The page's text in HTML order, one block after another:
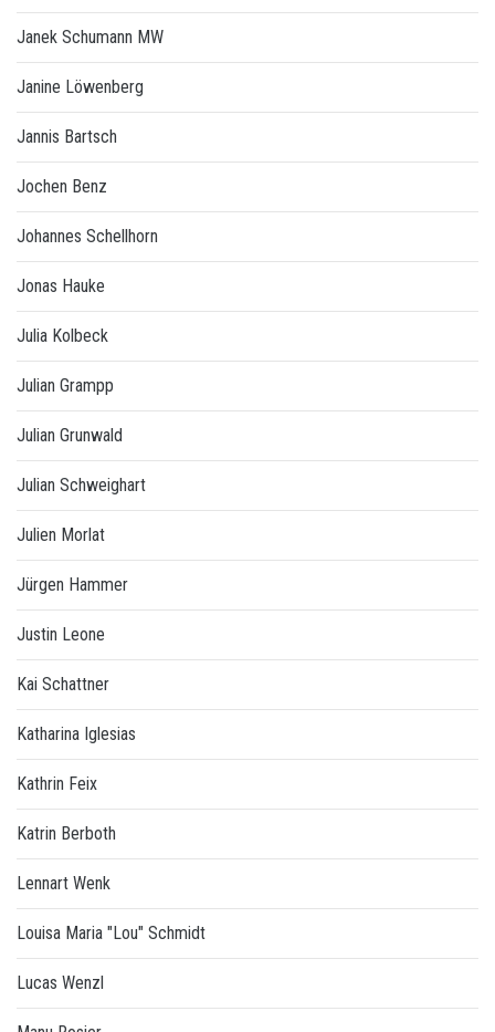
Janek Schumann MW
Janine Löwenberg
Jannis Bartsch
Jochen Benz
Johannes Schellhorn
Jonas Hauke
Julia Kolbeck
Julian Grampp
Julian Grunwald
Julian Schweighart
Julien Morlat
Jürgen Hammer
Justin Leone
Kai Schattner
Katharina Iglesias
Kathrin Feix
Katrin Berboth
Lennart Wenk
Louisa Maria "Lou" Schmidt
Lucas Wenzl